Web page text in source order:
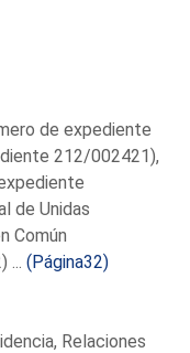
de expediente
212/002421),
de Unidas
Común
...(Página32)
Relaciones